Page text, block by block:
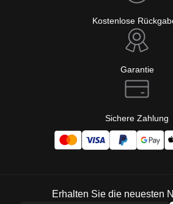
Kostenlose
Garantie
Sichere Zahlung
Erhalten Sie die neuesten